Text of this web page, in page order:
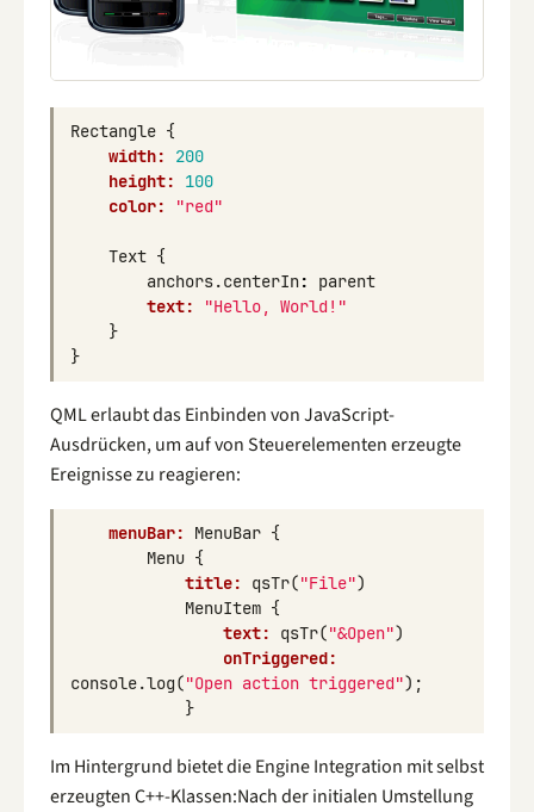
Rectangle {
width:
200
height:
100
color:
"red"
Text {
anchors.centerIn:
parent
text:
"Hello, World!"
}
}
QML erlaubt das Einbinden von JavaScript-
Ausdrücken, um auf von Steuerelementen erzeugte
Ereignisse zu reagieren:
menuBar: MenuBar {
Menu {
title:
qsTr("File")
MenuItem {
text:
qsTr("&Open")
onTriggered:
console.log("Open action triggered");
}
Im Hintergrund bietet die Engine Integration mit selbst
erzeugten C++-Klassen:Nach der initialen Umstellung